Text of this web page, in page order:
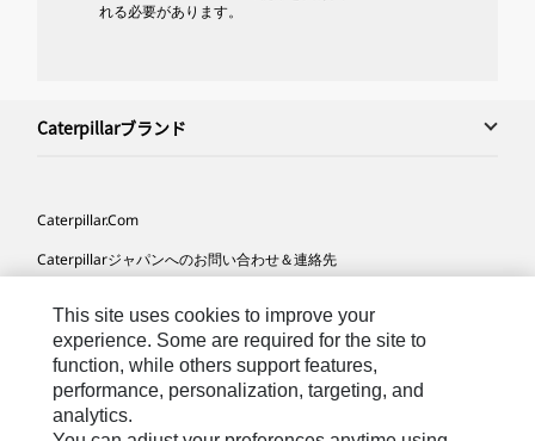
れる必要があります。
Caterpillarブランド
Caterpillar.com
Caterpillarジャパンへのお問い合わせ＆連絡先
サイト･マップ
Cookie Settings
法的事項
This site uses cookies to improve your
experience. Some are required for the site to
function, while others support features,
performance, personalization, targeting, and
analytics.